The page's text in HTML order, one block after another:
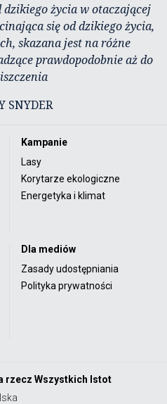
życia w otaczającej
się od dzikiego życia,
skazana jest na różne
prawdopodobnie aż do
SNYDER
Kampanie
Lasy
Korytarze ekologiczne
Energetyka i klimat
Dla mediów
Zasady udostępniania
Polityka prywatności
rzecz Wszystkich Istot